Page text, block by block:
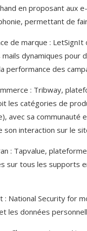
en proposant aux
permettant de
de marque :
dynamiques pour
performance des
: Tribway,
les catégories de
avec sa communauté
son interaction sur le
: Tapvalue,
sur tous les supports
: National Security for
les données